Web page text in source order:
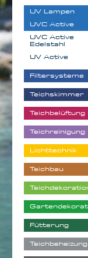
UV Lampen
UVC Active
UVC Active
Edelstahl
UV Active
Filtersysteme
Teichskimmer
Teichbelüftung
Teichreinigung
Lichttechnik
Teichbau
Fütterung
Teichbeheizung